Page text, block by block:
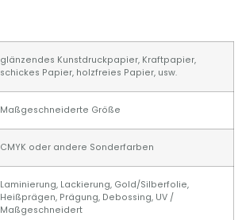
glänzendes Kunstdruckpapier, Kraftpapier,
schickes Papier, holzfreies Papier, usw.
Maßgeschneiderte Größe
CMYK oder andere Sonderfarben
Laminierung, Lackierung, Gold/Silberfolie,
Heißprägen, Prägung, Debossing, UV /
Maßgeschneidert